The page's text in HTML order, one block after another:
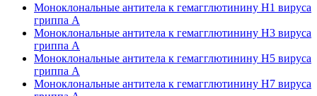
Моноклональные антитела к гемагглютинину H1 вируса
гриппа А
Моноклональные антитела к гемагглютинину H3 вируса
гриппа А
Моноклональные антитела к гемагглютинину H5 вируса
гриппа А
Моноклональные антитела к гемагглютинину H7 вируса